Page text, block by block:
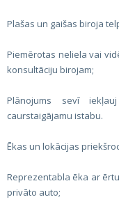
Plašas un gaišas biroja
Piemērotas neliela vai
konsultāciju birojam;
Plānojums sevī
caurstaigājamu istabu.
Ēkas un lokācijas
Reprezentabla ēka ar
privāto auto;